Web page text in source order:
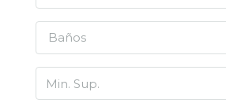
Baños